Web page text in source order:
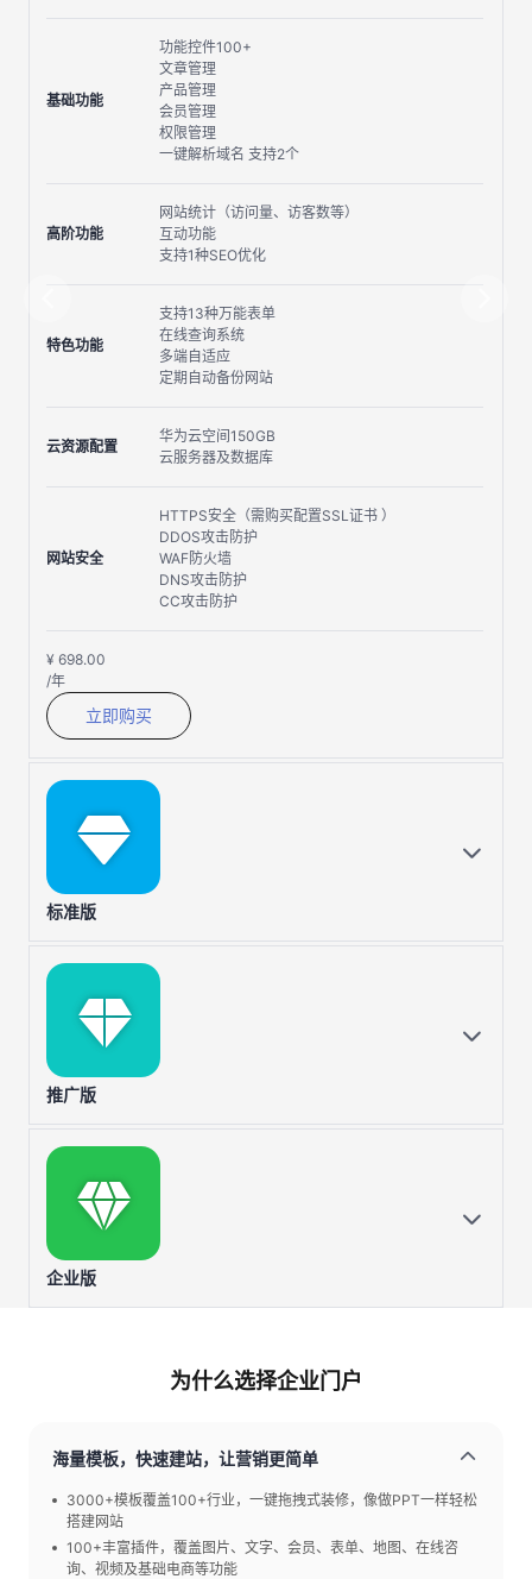
基础功能
功能控件100+
文章管理
产品管理
会员管理
权限管理
一键解析域名 支持2个
高阶功能
网站统计（访问量、访客数等）
互动功能
支持1种SEO优化
特色功能
支持13种万能表单
在线查询系统
多端自适应
定期自动备份网站
云资源配置
华为云空间150GB
云服务器及数据库
网站安全
HTTPS安全（需购买配置SSL证书 ）
DDOS攻击防护
WAF防火墙
DNS攻击防护
CC攻击防护
¥ 698.00
/年
立即购买
标准版
推广版
企业版
为什么选择企业门户
海量模板，快速建站，让营销更简单
3000+模板覆盖100+行业，一键拖拽式装修，像做PPT一样轻松
搭建网站
100+丰富插件，覆盖图片、文字、会员、表单、地图、在线咨
询、视频及基础电商等功能